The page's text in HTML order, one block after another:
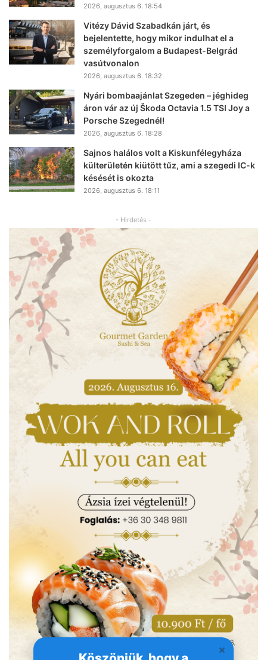
2026, augusztus 6. 18:54
Vitézy Dávid Szabadkán járt, és
bejelentette, hogy mikor indulhat el a
személyforgalom a Budapest-Belgrád
vasútvonalon
2026, augusztus 6. 18:32
Nyári bombaajánlat Szegeden – jéghideg
áron vár az új Škoda Octavia 1.5 TSI Joy a
Porsche Szegednél!
2026, augusztus 6. 18:28
Sajnos halálos volt a Kiskunfélegyháza
külterületén kiütött tűz, ami a szegedi IC-k
késését is okozta
2026, augusztus 6. 18:11
- Hirdetés -